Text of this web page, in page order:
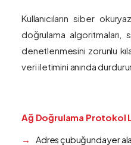
Kullanıcıların siber
doğrulama
denetlenmesini zorunlu
veri iletimini anında
Ağ Doğrulama Protokol
Adres çubuğunda yer